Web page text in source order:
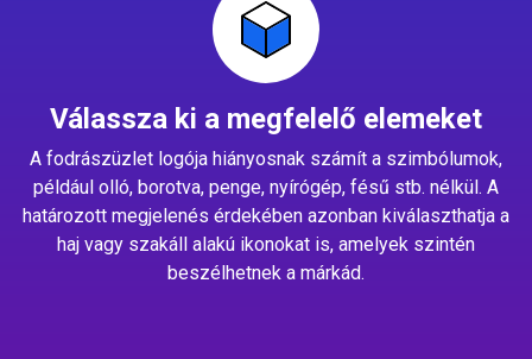
Válassza ki a megfelelő elemeket
A fodrászüzlet logója hiányosnak számít a szimbólumok,
például olló, borotva, penge, nyírógép, fésű stb. nélkül. A
határozott megjelenés érdekében azonban kiválaszthatja a
haj vagy szakáll alakú ikonokat is, amelyek szintén
beszélhetnek a márkád.